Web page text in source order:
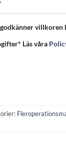
godkänner villkoren
Läs våra